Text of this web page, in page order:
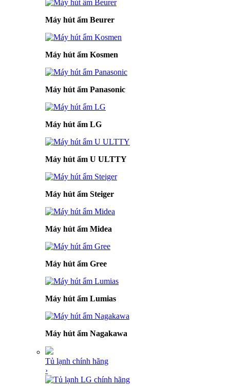
Máy hút ẩm Beurer
Máy hút ẩm Kosmen
Máy hút ẩm Panasonic
Máy hút ẩm LG
Máy hút ẩm U ULTTY
Máy hút ẩm Steiger
Máy hút ẩm Midea
Máy hút ẩm Gree
Máy hút ẩm Lumias
Máy hút ẩm Nagakawa
Tủ lạnh chính hãng
›